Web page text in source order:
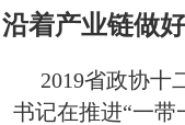
沿着产业链做
2019省政协十
书记在推进“一带